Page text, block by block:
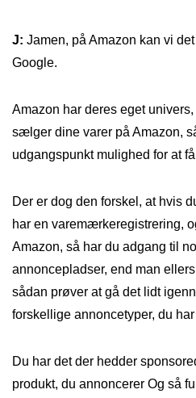
J: Jamen, på Amazon kan vi
Google.
Amazon har deres eget
sælger dine varer på Amazon,
udgangspunkt mulighed for at
Der er dog den forskel, at hvis
har en varemærkeregistrering,
Amazon, så har du adgang til
annoncepladser, end man
sådan prøver at gå det lidt
forskellige annoncetyper, du
Du har det der hedder
produkt, du annoncerer Og så